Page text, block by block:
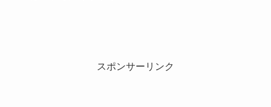
スポンサーリンク